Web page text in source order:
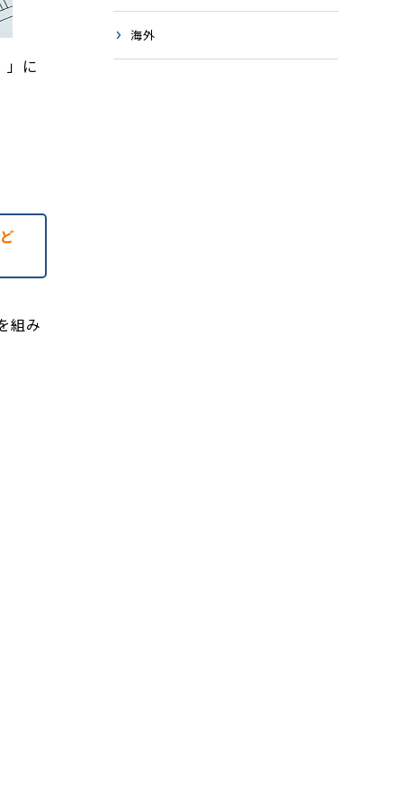
」に
組み
海外